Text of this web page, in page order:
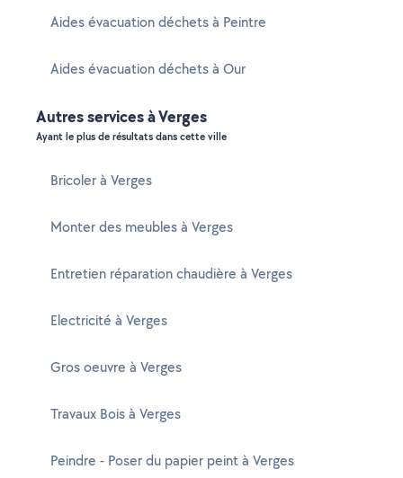
Aides évacuation déchets à Peintre
Aides évacuation déchets à Our
Autres services à Verges
Ayant le plus de résultats dans cette ville
Bricoler à Verges
Monter des meubles à Verges
Entretien réparation chaudière à Verges
Electricité à Verges
Gros oeuvre à Verges
Travaux Bois à Verges
Peindre - Poser du papier peint à Verges